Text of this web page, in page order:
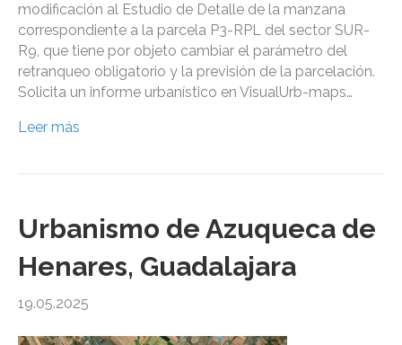
modificación al Estudio de Detalle de la manzana
correspondiente a la parcela P3-RPL del sector SUR-
R9, que tiene por objeto cambiar el parámetro del
retranqueo obligatorio y la previsión de la parcelación.
Solicita un informe urbanístico en VisualUrb-maps…
Leer más
Urbanismo de Azuqueca de
Henares, Guadalajara
19.05.2025